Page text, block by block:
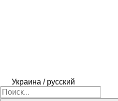
Украина / русский